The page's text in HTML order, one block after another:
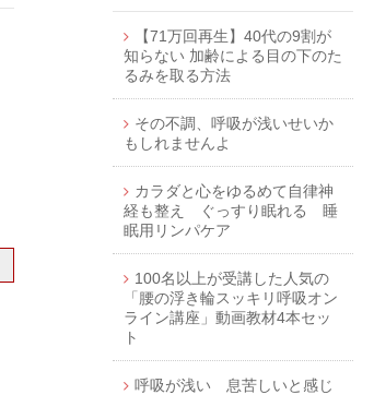
【71万回再生】40代の9割が
知らない 加齢による目の下のた
るみを取る方法
その不調、呼吸が浅いせいか
もしれませんよ
カラダと心をゆるめて自律神
経も整え ぐっすり眠れる 睡
眠用リンパケア
100名以上が受講した人気の
「腰の浮き輪スッキリ呼吸オン
ライン講座」動画教材4本セッ
ト
呼吸が浅い 息苦しいと感じ